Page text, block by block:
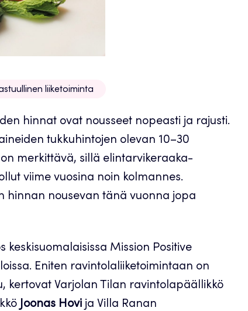
liiketoiminta
hinnat ovat nousseet nopeasti ja rajusti.
tukkuhintojen olevan 10–30
merkittävä, sillä elintarvikeraaka-
viime vuosina noin kolmannes.
hinnan nousevan tänä vuonna jopa
Mission Positive
Eniten ravintolaliiketoimintaan on
kertovat Varjolan Tilan ravintolapäällikkö
Joonas Hovi ja Villa Ranan